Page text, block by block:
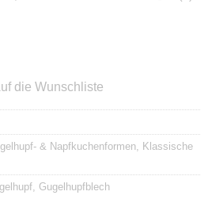
die Wunschliste
& Napfkuchenformen
Klassische
Gugelhupfblech